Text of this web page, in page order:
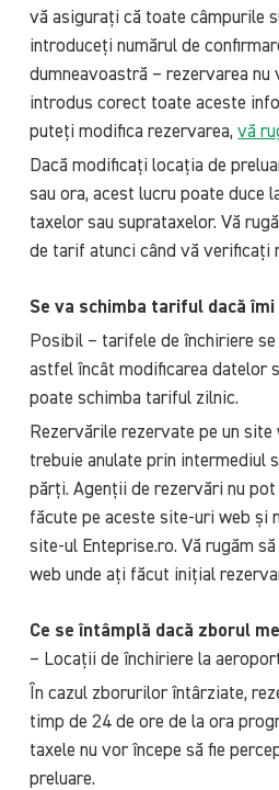
vă asigurați că toate câmpurile
introduceți numărul de
dumneavoastră – rezervarea nu
introdus corect toate aceste
puteți modifica rezervarea,vă
Dacă modificați locația de
sau ora, acest lucru poate duce
taxelor sau suprataxelor. Vă
de tarif atunci când vă verificați
Se va schimba tariful dacă
Posibil – tarifele de închiriere
astfel încât modificarea datelor
poate schimba tariful zilnic.
Rezervările rezervate pe un
trebuie anulate prin intermediul
părți. Agenții de rezervări nu
făcute pe aceste site-uri web și
site-ul Enteprise.ro. Vă rugăm
web unde ați făcut inițial
Ce se întâmplă dacă zborul
– Locații de închiriere la
În cazul zborurilor întârziate,
timp de 24 de ore de la ora
taxele nu vor începe să fie
preluare.